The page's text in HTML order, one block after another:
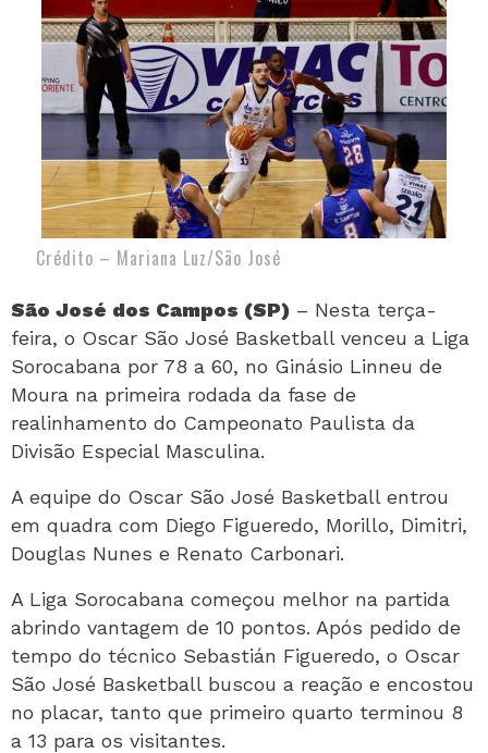
Crédito – Mariana Luz/São José
São José dos Campos (SP) – Nesta terça-
feira, o Oscar São José Basketball venceu a Liga
Sorocabana por 78 a 60, no Ginásio Linneu de
Moura na primeira rodada da fase de
realinhamento do Campeonato Paulista da
Divisão Especial Masculina.
A equipe do Oscar São José Basketball entrou
em quadra com Diego Figueredo, Morillo, Dimitri,
Douglas Nunes e Renato Carbonari.
A Liga Sorocabana começou melhor na partida
abrindo vantagem de 10 pontos. Após pedido de
tempo do técnico Sebastián Figueredo, o Oscar
São José Basketball buscou a reação e encostou
no placar, tanto que primeiro quarto terminou 8
a 13 para os visitantes.